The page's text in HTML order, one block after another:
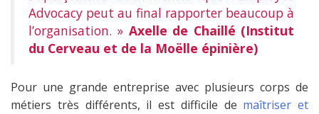
Advocacy peut au final rapporter beaucoup à
l’organisation. » Axelle de Chaillé (Institut
du Cerveau et de la Moëlle épinière)
Pour une grande entreprise avec plusieurs corps de
métiers très différents, il est difficile de maîtriser et